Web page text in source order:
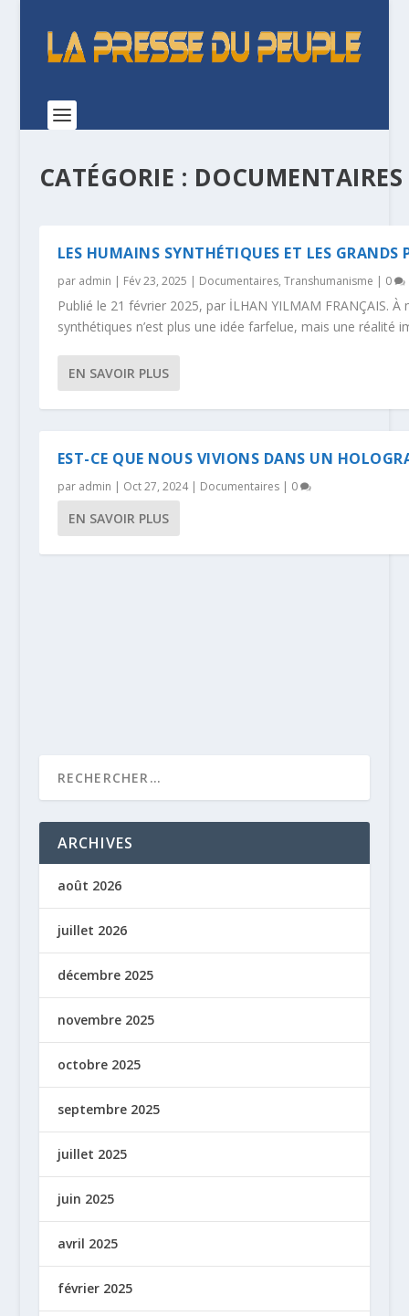
CATÉGORIE : DOCUMENTAIRES
LES HUMAINS SYNTHÉTIQUES ET LES
par admin | Fév 23, 2025 | Documentaires, Transhumanisme | 0
Publié le 21 février 2025, par İLHAN YILMAM FRANÇAIS.
synthétiques n’est plus une idée farfelue, mais une réalité
EN SAVOIR PLUS
EST-CE QUE NOUS VIVIONS DANS UN
par admin | Oct 27, 2024| Documentaires| 0
EN SAVOIR PLUS
ARCHIVES
août 2026
juillet 2026
décembre 2025
novembre 2025
octobre 2025
septembre 2025
juillet 2025
juin 2025
avril 2025
février 2025